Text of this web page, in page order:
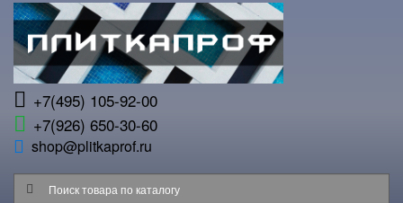
+7(495) 105-92-00
+7(926) 650-30-60
shop@plitkaprof.ru